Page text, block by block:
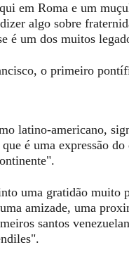
em Roma e um
algo sobre
é um dos muitos
o primeiro
latino-americano,
é uma expressão
uma gratidão muito
amizade, uma
santos